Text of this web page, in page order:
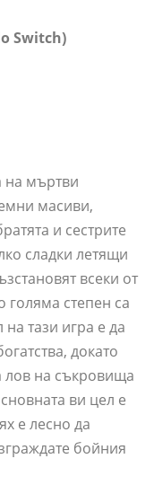
Switch)
на мъртви
масиви,
и сестрите
сладки летящи
всеки от
степен са
тази игра е да
докато
лов на съкровища
ви цел е
е лесно да
бойния